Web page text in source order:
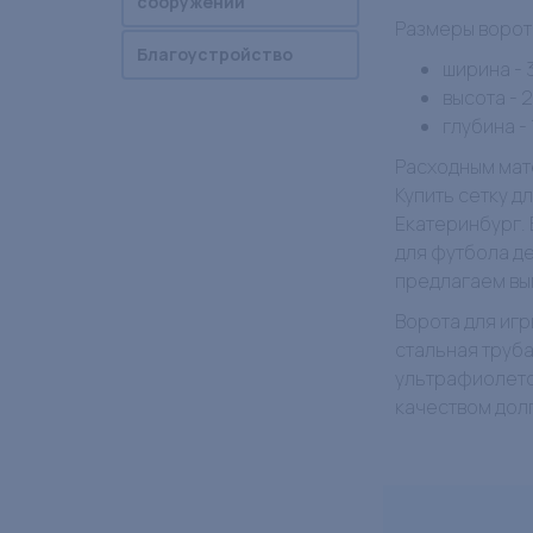
Благоустройство
Размеры
ширина -
высота -
Расходным
Купить
для футбола
предлагаем
Ворота для
стальная
качеством